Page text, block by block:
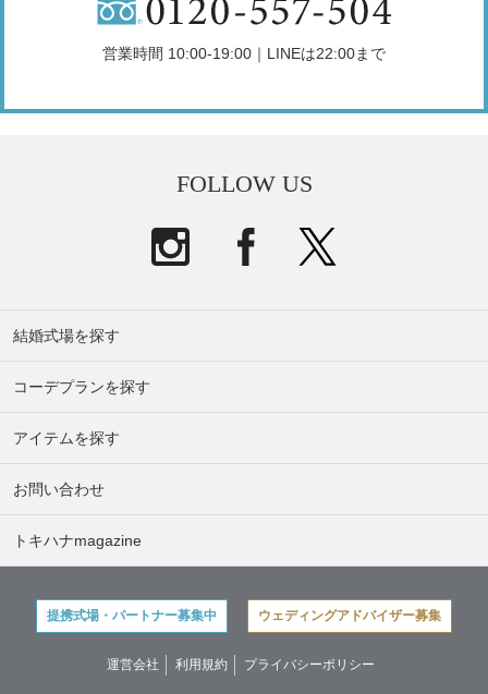
営業時間 10:00-19:00｜LINEは22:00まで
FOLLOW US
結婚式場を探す
コーデプランを探す
アイテムを探す
お問い合わせ
トキハナmagazine
提携式場・パートナー募集中 ウェディングアドバイザー募集
運営会社 利用規約 プライバシーポリシー